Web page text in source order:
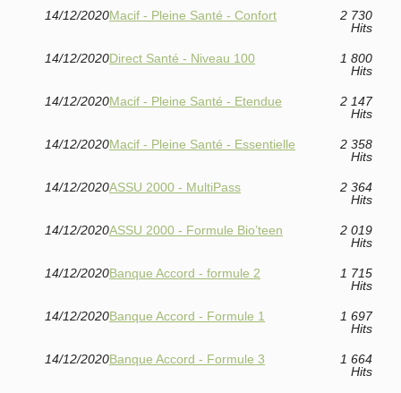
14/12/2020Macif - Pleine Santé - Confort
2 730
Hits
14/12/2020Direct Santé - Niveau 100
1 800
Hits
14/12/2020Macif - Pleine Santé - Etendue
2 147
Hits
14/12/2020Macif - Pleine Santé - Essentielle
2 358
Hits
14/12/2020ASSU 2000 - MultiPass
2 364
Hits
14/12/2020ASSU 2000 - Formule Bio’teen
2 019
Hits
14/12/2020Banque Accord - formule 2
1 715
Hits
14/12/2020Banque Accord - Formule 1
1 697
Hits
14/12/2020Banque Accord - Formule 3
1 664
Hits